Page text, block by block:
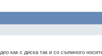
как с диска так и со съемного